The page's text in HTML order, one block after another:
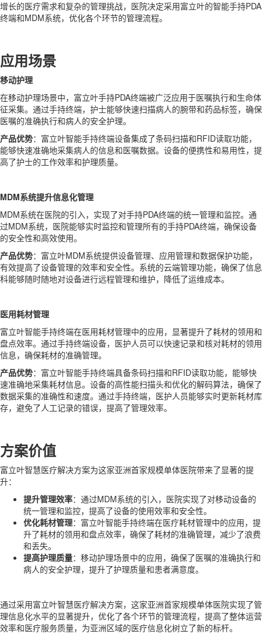
增长的医疗需求和复杂的管理挑战，医院决定采用富立叶的智能手持PDA
终端和MDM系统，优化各个环节的管理流程。
应用场景
移动护理
在移动护理场景中，富立叶手持PDA终端被广泛应用于医嘱执行和生命体
征采集。通过手持终端，护士能够快速扫描病人的腕带和药品标签，确保
医嘱的准确执行和病人的安全护理。
产品优势：富立叶智能手持终端设备集成了条码扫描和RFID读取功能，
能够快速准确地采集病人的信息和医嘱数据。设备的便携性和易用性，提
高了护士的工作效率和护理质量。
MDM系统提升信息化管理
MDM系统在医院的引入，实现了对手持PDA终端的统一管理和监控。通
过MDM系统，医院能够实时监控和管理所有的手持PDA终端，确保设备
的安全性和高效使用。
产品优势：富立叶MDM系统提供设备管理、应用管理和数据保护功能，
有效提高了设备管理的效率和安全性。系统的云端管理功能，确保了信息
科能够随时随地对设备进行远程管理和维护，降低了运维成本。
医用耗材管理
富立叶智能手持终端在医用耗材管理中的应用，显著提升了耗材的领用和
盘点效率。通过手持终端设备，医护人员可以快速记录和核对耗材的领用
信息，确保耗材的准确管理。
产品优势：富立叶智能手持终端具备条码扫描和RFID读取功能，能够快
速准确地采集耗材信息。设备的高性能扫描头和优化的解码算法，确保了
数据采集的准确性和速度。通过手持终端，医护人员能够实时更新耗材库
存，避免了人工记录的错误，提高了管理效率。
方案价值
富立叶智慧医疗解决方案为这家亚洲首家规模单体医院带来了显著的提
升：
提升管理效率：通过MDM系统的引入，医院实现了对移动设备的
统一管理和监控，提高了设备的使用效率和安全性。
优化耗材管理：富立叶智能手持终端在医疗耗材管理中的应用，提
升了耗材的领用和盘点效率，确保了耗材的准确管理，减少了浪费
和丢失。
提高护理质量：移动护理场景中的应用，确保了医嘱的准确执行和
病人的安全护理，提升了护理质量和患者满意度。
通过采用富立叶智慧医疗解决方案，这家亚洲首家规模单体医院实现了管
理信息化水平的显著提升，优化了各个环节的管理流程，提高了整体运营
效率和医疗服务质量，为亚洲区域的医疗信息化树立了新的标杆。